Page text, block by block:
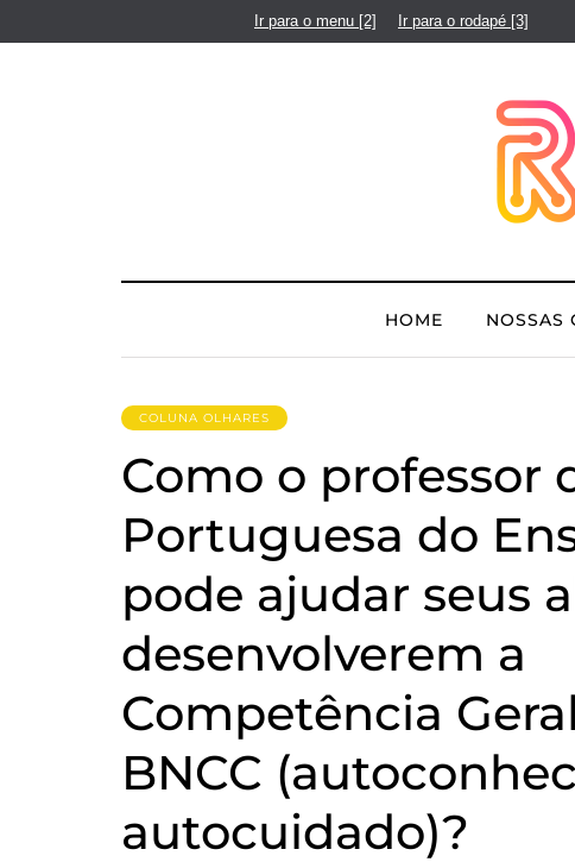
Ir para o menu [2] Ir para o rodapé [3]
HOME NOSSAS
COLUNA OLHARES
Como o professor
Portuguesa do
pode ajudar seus
desenvolverem a
Competência
BNCC
autocuidado)?